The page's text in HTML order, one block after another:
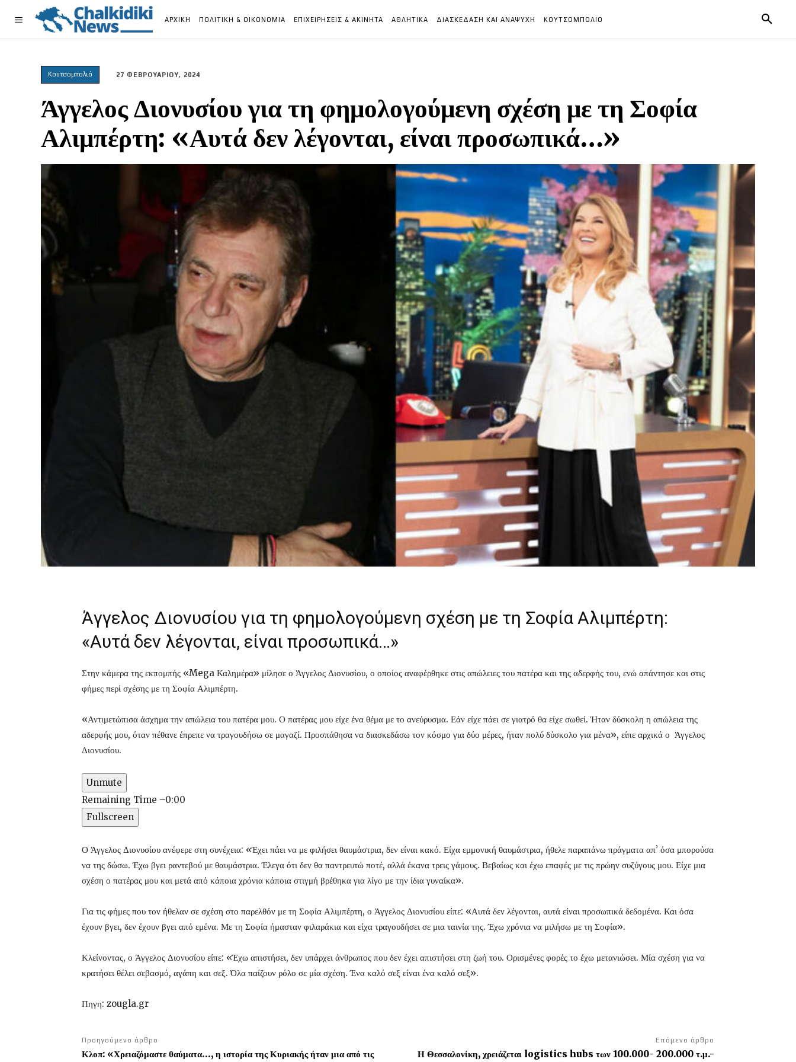
ΑΡΧΙΚΗ ΠΟΛΙΤΙΚΗ & ΟΙΚΟΝΟΜΙΑ ΕΠΙΧΕΙΡΗΣΕΙΣ & ΑΚΙΝΗΤΑ ΑΘΛΗΤΙΚΑ ΔΙΑΣΚΕΔΑΣΗ ΚΑΙ ΑΝΑΨΥΧΗ ΚΟΥΤΣΟΜΠΟΛΙΟ
Κουτσομπολιό 27 ΦΕΒΡΟΥΑΡΙΟΥ, 2024
Άγγελος Διονυσίου για τη φημολογούμενη σχέση με τη Σοφία
Αλιμπέρτη: «Αυτά δεν λέγονται, είναι προσωπικά…»
Άγγελος Διονυσίου για τη φημολογούμενη σχέση με τη Σοφία Αλιμπέρτη:
«Αυτά δεν λέγονται, είναι προσωπικά…»
Στην κάμερα της εκπομπής «Mega Καλημέρα» μίλησε ο Άγγελος Διονυσίου, ο οποίος αναφέρθηκε στις απώλειες του πατέρα και της αδερφής του, ενώ απάντησε και στις
φήμες περί σχέσης με τη Σοφία Αλιμπέρτη.
«Αντιμετώπισα άσχημα την απώλεια του πατέρα μου. Ο πατέρας μου είχε ένα θέμα με το ανεύρυσμα. Εάν είχε πάει σε γιατρό θα είχε σωθεί. Ήταν δύσκολη η απώλεια της
αδερφής μου, όταν πέθανε έπρεπε να τραγουδήσω σε μαγαζί. Προσπάθησα να διασκεδάσω τον κόσμο για δύο μέρες, ήταν πολύ δύσκολο για μένα», είπε αρχικά ο Άγγελος
Διονυσίου.
Unmute
Remaining Time –0:00
Fullscreen
Ο Άγγελος Διονυσίου ανέφερε στη συνέχεια: «Έχει πάει να με φιλήσει θαυμάστρια, δεν είναι κακό. Είχα εμμονική θαυμάστρια, ήθελε παραπάνω πράγματα απ’ όσα μπορούσα
να της δώσω. Έχω βγει ραντεβού με θαυμάστρια. Έλεγα ότι δεν θα παντρευτώ ποτέ, αλλά έκανα τρεις γάμους. Βεβαίως και έχω επαφές με τις πρώην συζύγους μου. Είχε μια
σχέση ο πατέρας μου και μετά από κάποια χρόνια κάποια στιγμή βρέθηκα για λίγο με την ίδια γυναίκα».
Για τις φήμες που τον ήθελαν σε σχέση στο παρελθόν με τη Σοφία Αλιμπέρτη, ο Άγγελος Διονυσίου είπε: «Αυτά δεν λέγονται, αυτά είναι προσωπικά δεδομένα. Και όσα
έχουν βγει, δεν έχουν βγει από εμένα. Με τη Σοφία ήμασταν φιλαράκια και είχα τραγουδήσει σε μια ταινία της. Έχω χρόνια να μιλήσω με τη Σοφία».
Κλείνοντας, ο Άγγελος Διονυσίου είπε: «Έχω απιστήσει, δεν υπάρχει άνθρωπος που δεν έχει απιστήσει στη ζωή του. Ορισμένες φορές το έχω μετανιώσει. Μία σχέση για να
κρατήσει θέλει σεβασμό, αγάπη και σεξ. Όλα παίζουν ρόλο σε μία σχέση. Ένα καλό σεξ είναι ένα καλό σεξ».
Πηγη: zougla.gr
Προηγούμενο άρθρο
Κλοπ: «Χρειαζόμαστε θαύματα…, η ιστορία της Κυριακής ήταν μια από τις
Επόμενο άρθρο
Η Θεσσαλονίκη, χρειάζεται logistics hubs των 100.000- 200.000 τ.μ.-